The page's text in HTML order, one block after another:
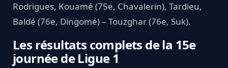
Rodrigues, Kouamé (75e, Chavalerin), Tardieu,
Baldé (76e, Dingomé) – Touzghar (76e, Suk).
Les résultats complets de la 15e
journée de Ligue 1